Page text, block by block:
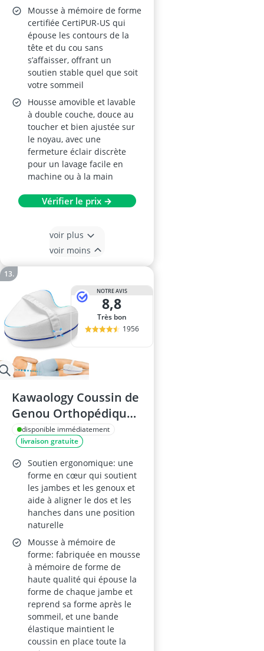
Mousse à mémoire de forme
certifiée CertiPUR-US qui
épouse les contours de la
tête et du cou sans
s’affaisser, offrant un
soutien stable quel que soit
votre sommeil
Housse amovible et lavable
à double couche, douce au
toucher et bien ajustée sur
le noyau, avec une
fermeture éclair discrète
pour un lavage facile en
machine ou à la main
Vérifier le prix →
voir plus
voir moins
NOTRE AVIS
8,8
Très bon
1956
Kawaology Coussin de
Genou Orthopédique
en Mousse pour
Dormir sur le Côté
disponible immédiatement
livraison gratuite
Soutien ergonomique: une
forme en cœur qui soutient
les jambes et les genoux et
aide à aligner le dos et les
hanches dans une position
naturelle
Mousse à mémoire de
forme: fabriquée en mousse
à mémoire de forme de
haute qualité qui épouse la
forme de chaque jambe et
reprend sa forme après le
sommeil, et une bande
élastique maintient le
coussin en place toute la